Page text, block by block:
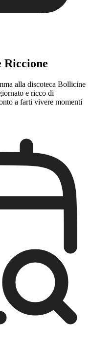
Riccione
alla discoteca Bollicine
e ricco di
a farti vivere momenti